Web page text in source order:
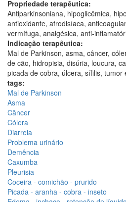
Propriedade terapêutica:
Antiparkinsoniana, hipoglicêmica,
antioxidante, afrodisíaca,
vermífuga, analgésica, anti-
Indicação terapêutica:
Mal de Parkinson, asma, câncer,
de cão, hidropisia, disúria, loucura,
picada de cobra, úlcera, sífilis, tumor
tags:
Mal de Parkinson
Asma
Câncer
Cólera
Diarreia
Problema urinário
Demência
Caxumba
Pleurisia
Coceira - comichão - prurido
Picada - aranha - cobra - inseto